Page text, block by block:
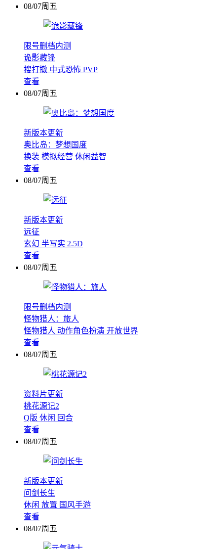
08/07周五
限号删档内测
诡影藏锋
搜打撤 中式恐怖 PVP
查看
08/07周五
新版本更新
奥比岛：梦想国度
换装 模拟经营 休闲益智
查看
08/07周五
新版本更新
远征
玄幻 半写实 2.5D
查看
08/07周五
限号删档内测
怪物猎人：旅人
怪物猎人 动作角色扮演 开放世界
查看
08/07周五
资料片更新
桃花源记2
Q版 休闲 回合
查看
08/07周五
新版本更新
问剑长生
休闲 放置 国风手游
查看
08/07周五